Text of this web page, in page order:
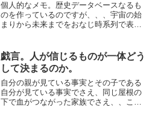
個人的なメモ。歴史データベースなるも
のを作っているのですが、、、宇宙の始
まりから未来までをおなじ時系列で表現
で整数もしくは文字列を使用することに
なる。それで、符号付きの...
戯言。人が信じるものが一体どう
して決まるのか。
自分の親が見ている事実とその子である
自分が見ている事実でさえ、同じ屋根の
下で血がつながった家族でさえ、、こう